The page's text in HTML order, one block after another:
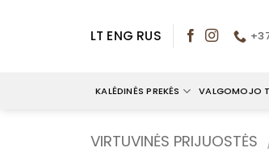
LT ENG RUS
KALĖDINĖS PREKĖS VALGOMOJO
VIRTUVINĖS PRIJUOSTĖS